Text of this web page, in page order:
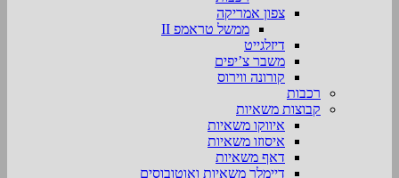
צפון אמריקה
ממשל טראמפ II
דיזלגייט
משבר צ’יפים
קורונה ווירוס
רכבות
קבוצות משאיות
איווקו משאיות
איסוזו משאיות
דאף משאיות
דיימלר משאיות ואוטובוסים